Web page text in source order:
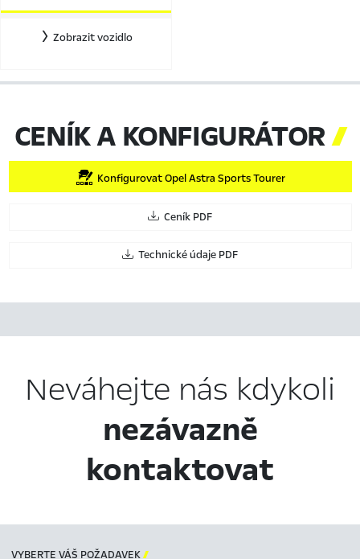
Zobrazit vozidlo
CENÍK A KONFIGURÁTOR
Konfigurovat Opel Astra Sports Tourer
Ceník PDF
Technické údaje PDF
Neváhejte nás kdykoli
nezávazně
kontaktovat
VYBERTE VÁŠ POŽADAVEK